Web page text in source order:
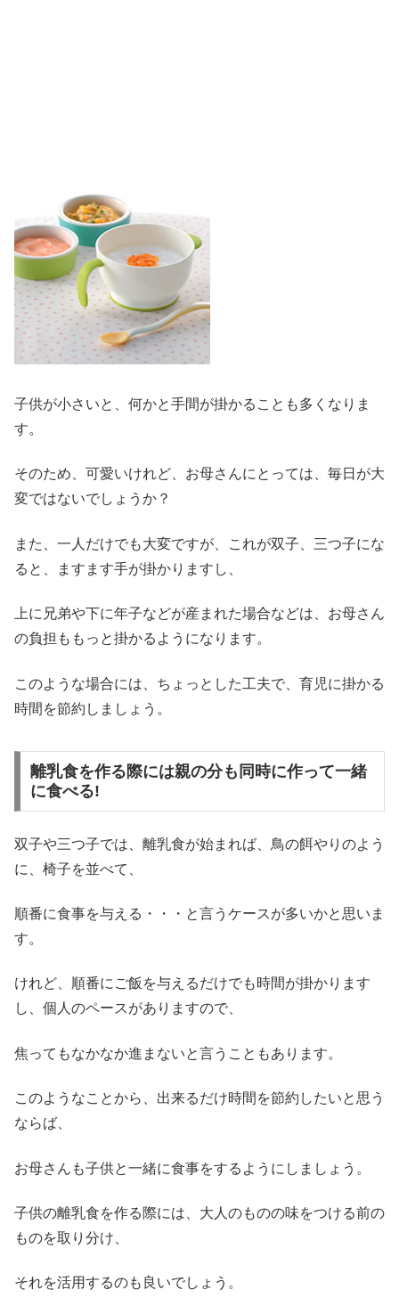
子供が小さいと、何かと手間が掛かることも多くなりま
す。
そのため、可愛いけれど、お母さんにとっては、毎日が大
変ではないでしょうか？
また、一人だけでも大変ですが、これが双子、三つ子にな
ると、ますます手が掛かりますし、
上に兄弟や下に年子などが産まれた場合などは、お母さん
の負担ももっと掛かるようになります。
このような場合には、ちょっとした工夫で、育児に掛かる
時間を節約しましょう。
離乳食を作る際には親の分も同時に作って一緒
に食べる!
双子や三つ子では、離乳食が始まれば、鳥の餌やりのよう
に、椅子を並べて、
順番に食事を与える・・・と言うケースが多いかと思いま
す。
けれど、順番にご飯を与えるだけでも時間が掛かります
し、個人のペースがありますので、
焦ってもなかなか進まないと言うこともあります。
このようなことから、出来るだけ時間を節約したいと思う
ならば、
お母さんも子供と一緒に食事をするようにしましょう。
子供の離乳食を作る際には、大人のものの味をつける前の
ものを取り分け、
それを活用するのも良いでしょう。